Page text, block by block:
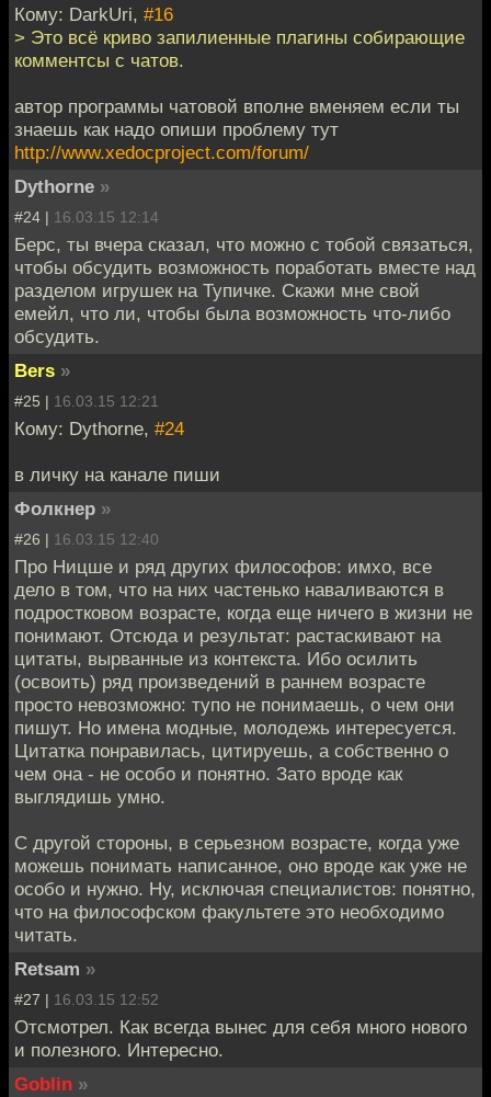
Кому: DarkUri, #16
> Это всё криво запилиенные плагины собирающие
комментсы с чатов.
автор программы чатовой вполне вменяем если ты
знаешь как надо опиши проблему тут
http://www.xedocproject.com/forum/
Dythorne »
#24 | 16.03.15 12:14
Берс, ты вчера сказал, что можно с тобой связаться,
чтобы обсудить возможность поработать вместе над
разделом игрушек на Тупичке. Скажи мне свой
емейл, что ли, чтобы была возможность что-либо
обсудить.
Bers »
#25 | 16.03.15 12:21
Кому: Dythorne, #24
в личку на канале пиши
Фолкнер »
#26 | 16.03.15 12:40
Про Ницше и ряд других философов: имхо, все
дело в том, что на них частенько наваливаются в
подростковом возрасте, когда еще ничего в жизни не
понимают. Отсюда и результат: растаскивают на
цитаты, вырванные из контекста. Ибо осилить
(освоить) ряд произведений в раннем возрасте
просто невозможно: тупо не понимаешь, о чем они
пишут. Но имена модные, молодежь интересуется.
Цитатка понравилась, цитируешь, а собственно о
чем она - не особо и понятно. Зато вроде как
выглядишь умно.
С другой стороны, в серьезном возрасте, когда уже
можешь понимать написанное, оно вроде как уже не
особо и нужно. Ну, исключая специалистов: понятно,
что на философском факультете это необходимо
читать.
Retsam »
#27 | 16.03.15 12:52
Отсмотрел. Как всегда вынес для себя много нового
и полезного. Интересно.
Goblin »